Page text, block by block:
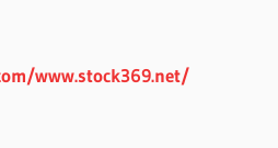
www.stock369.net/